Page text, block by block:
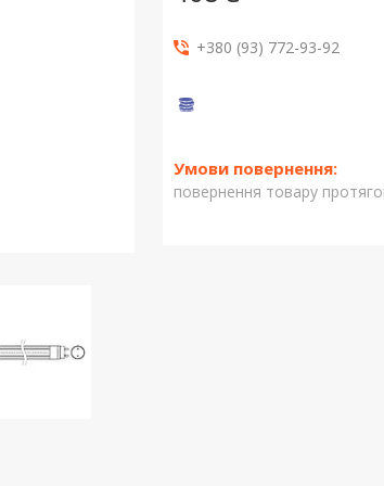
+380 (93) 772-93-92
повернення товару